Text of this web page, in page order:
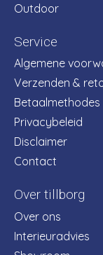
Outdoor
Service
Algemene
Verzenden &
Betaalmethodes
Privacybeleid
Disclaimer
Contact
Over tillborg
Over ons
Interieuradvies